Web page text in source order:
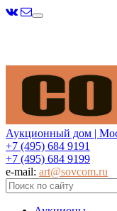
Меню
Аукционный дом |
+7 (495) 684 9191
+7 (495) 684 9199
e-mail: art@sovcom.ru